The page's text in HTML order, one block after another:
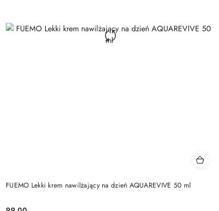
FUEMO Lekki krem nawilżający na dzień AQUAREVIVE 50 ml